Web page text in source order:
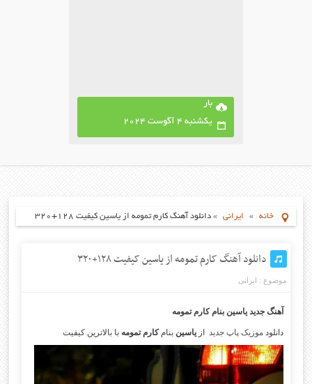
بار
یکشنبه 4 آگوست 2024
خانه » ایرانی »دانلود آهنگ کارم تمومه از یاسین کیفیت ۱۲۸+۳۲۰
دانلود آهنگ کارم تمومه از یاسین کیفیت ۱۲۸+۳۲۰
موضوع : ایرانی
آهنگ جدید یاسینبنام کارم تمومه
دانلودموزیک پاپ جدید ازیاسینبنامکارم تمومهبا بالاترین کیفیت